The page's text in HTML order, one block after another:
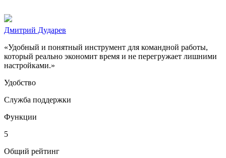
Дмитрий Дударев
«Удобный и понятный инструмент для командной работы,
который реально экономит время и не перегружает лишними
настройками.»
Удобство
Служба поддержки
Функции
5
Общий рейтинг